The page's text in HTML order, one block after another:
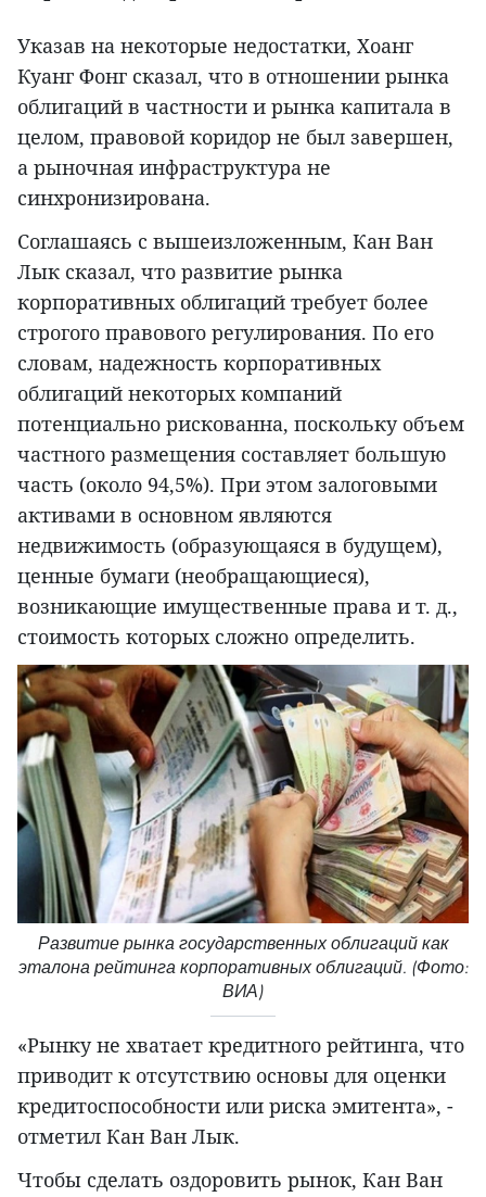
Указав на некоторые недостатки, Хоанг
Куанг Фонг сказал, что в отношении рынка
облигаций в частности и рынка капитала в
целом, правовой коридор не был завершен,
а рыночная инфраструктура не
синхронизирована.
Соглашаясь с вышеизложенным, Кан Ван
Лык сказал, что развитие рынка
корпоративных облигаций требует более
строгого правового регулирования. По его
словам, надежность корпоративных
облигаций некоторых компаний
потенциально рискованна, поскольку объем
частного размещения составляет большую
часть (около 94,5%). При этом залоговыми
активами в основном являются
недвижимость (образующаяся в будущем),
ценные бумаги (необращающиеся),
возникающие имущественные права и т. д.,
стоимость которых сложно определить.
Развитие рынка государственных облигаций как
эталона рейтинга корпоративных облигаций. (Фото:
ВИА)
«Рынку не хватает кредитного рейтинга, что
приводит к отсутствию основы для оценки
кредитоспособности или риска эмитента», -
отметил Кан Ван Лык.
Чтобы сделать оздоровить рынок, Кан Ван